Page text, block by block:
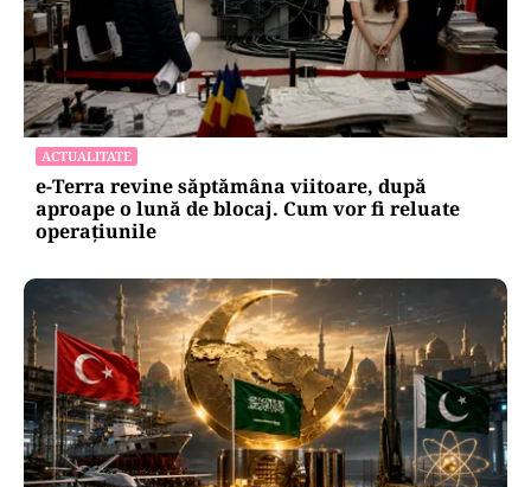
ACTUALITATE
e-Terra revine săptămâna viitoare, după
aproape o lună de blocaj. Cum vor fi reluate
operațiunile